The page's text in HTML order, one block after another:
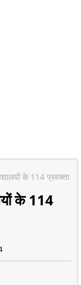
के 114 प्रवक्ता
के 114